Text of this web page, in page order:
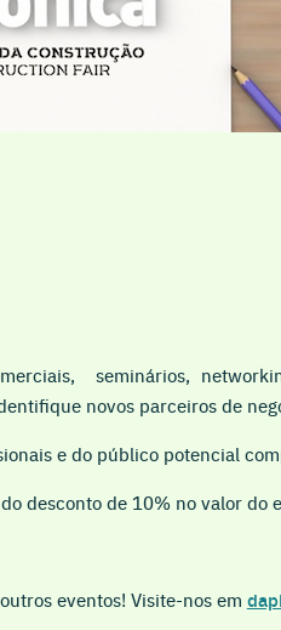
seminários,
novos parceiros de
e do público potencial
desconto de 10% no valor do
eventos! Visite-nos em